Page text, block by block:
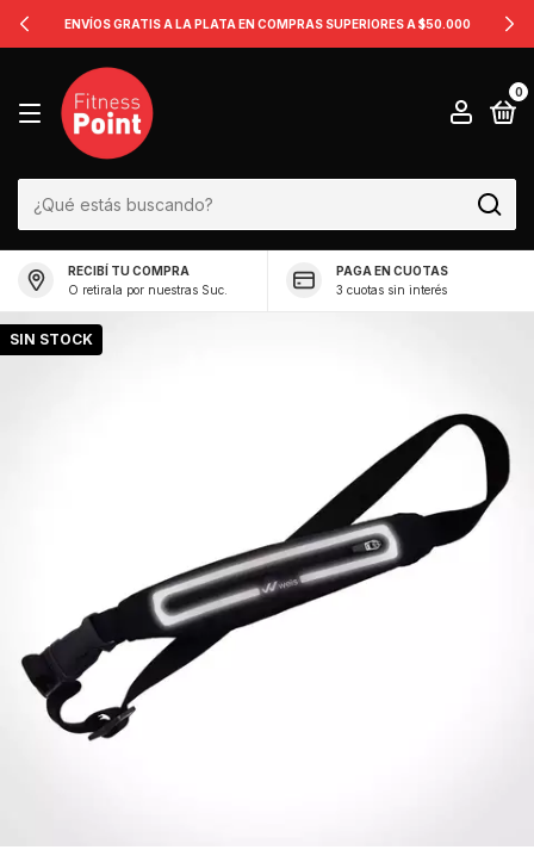
ENVÍOS GRATIS A LA PLATA EN COMPRAS SUPERIORES A $50.000
0
RECIBÍ TU COMPRA
O retirala por nuestras Suc.
PAGA EN CUOTAS
3 cuotas sin interés
SIN STOCK